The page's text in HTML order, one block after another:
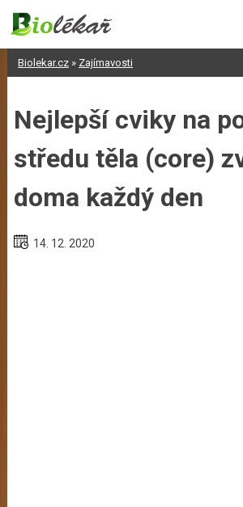
Skip
content
Biolekar.cz» Zajímavosti
Nejlepší cviky na
středu těla (core)
doma každý den
14. 12. 2020